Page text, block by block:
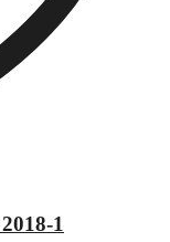
1